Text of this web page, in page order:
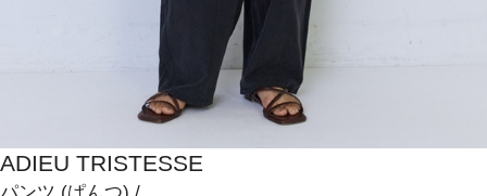
ADIEU TRISTESSE